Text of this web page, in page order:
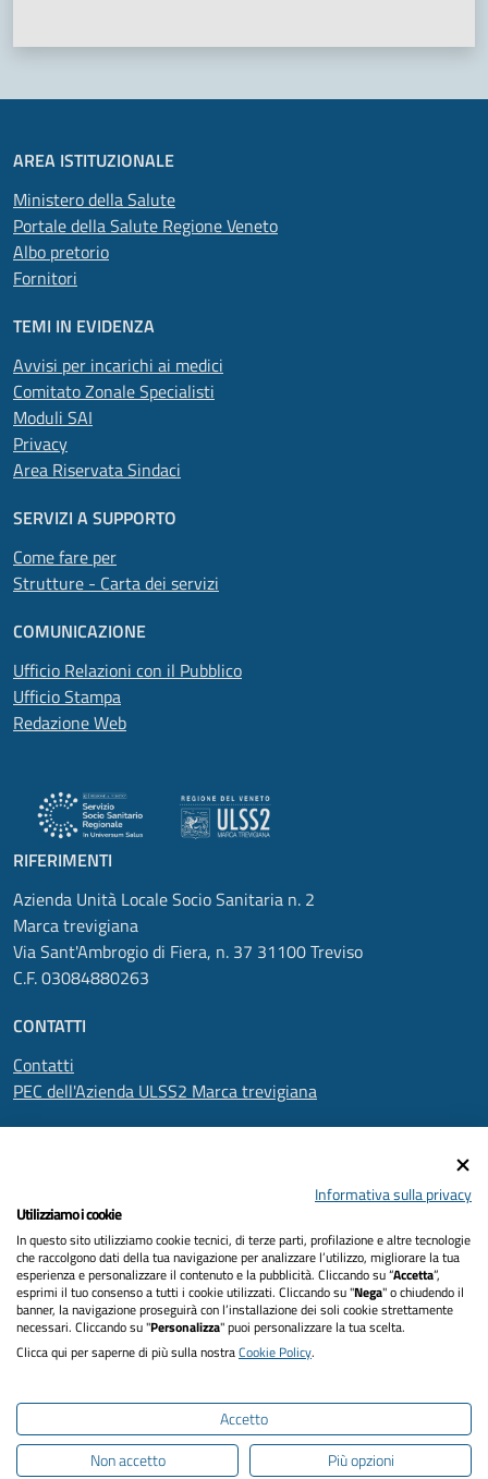
AREA ISTITUZIONALE
Ministero della Salute
Portale della Salute Regione Veneto
Albo pretorio
Fornitori
TEMI IN EVIDENZA
Avvisi per incarichi ai medici
Comitato Zonale Specialisti
Moduli SAI
Privacy
Area Riservata Sindaci
SERVIZI A SUPPORTO
Come fare per
Strutture - Carta dei servizi
COMUNICAZIONE
Ufficio Relazioni con il Pubblico
Ufficio Stampa
Redazione Web
RIFERIMENTI
Azienda Unità Locale Socio Sanitaria n. 2
Marca trevigiana
Via Sant'Ambrogio di Fiera, n. 37 31100 Treviso
C.F. 03084880263
CONTATTI
Contatti
PEC dell'Azienda ULSS2 Marca trevigiana
Informativa privacy
Dichiarazione di accessibilità
Note legali
Informativa sulla privacy
Utilizziamo i cookie
In questo sito utilizziamo cookie tecnici, di terze parti, profilazione e altre tecnologie
che raccolgono dati della tua navigazione per analizzare l’utilizzo, migliorare la tua
esperienza e personalizzare il contenuto e la pubblicità. Cliccando su “Accetta”,
esprimi il tuo consenso a tutti i cookie utilizzati. Cliccando su "Nega" o chiudendo il
banner, la navigazione proseguirà con l’installazione dei soli cookie strettamente
necessari. Cliccando su "Personalizza" puoi personalizzare la tua scelta.
Clicca qui per saperne di più sulla nostraCookie Policy.
Accetto
Non accetto
Più opzioni